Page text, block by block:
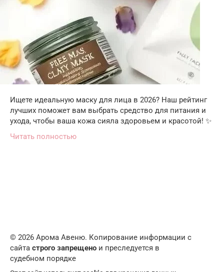
Ищете идеальную маску для лица в 2026? Наш рейтинг
лучших поможет вам выбрать средство для питания и
ухода, чтобы ваша кожа сияла здоровьем и красотой! ✨
Читать полностью
© 2026 Арома Авеню. Копирование информации с
сайта строго запрещено и преследуется в
судебном порядке